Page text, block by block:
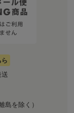
を除く）